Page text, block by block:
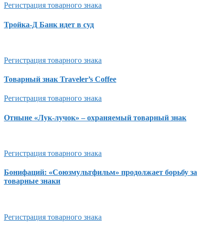
Регистрация товарного знака
Тройка-Д Банк идет в суд
Регистрация товарного знака
Товарный знак Traveler’s Coffee
Регистрация товарного знака
Отныне «Лук-лучок» – охраняемый товарный знак
Регистрация товарного знака
Бонифаций: «Союзмультфильм» продолжает борьбу за
товарные знаки
Регистрация товарного знака